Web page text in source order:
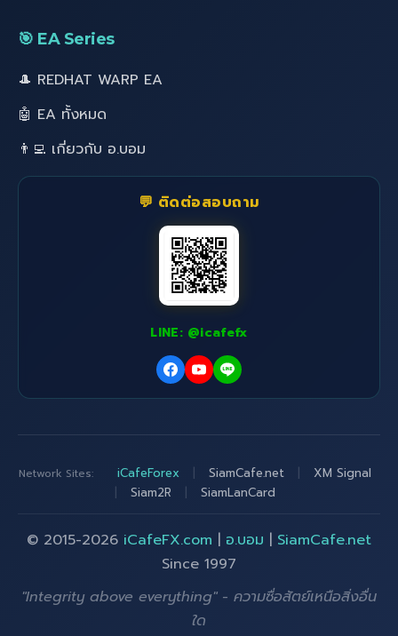
🎯 EA Series
🎩 REDHAT WARP EA
🤖 EA ทั้งหมด
👨‍💻 เกี่ยวกับ อ.บอม
💬 ติดต่อสอบถาม
LINE: @icafefx
Network Sites: iCafeForex SiamCafe.net
XM Signal
Siam2R SiamLanCard
© 2015-2026 iCafeFX.com | อ.บอม | SiamCafe.net
Since 1997
"Integrity above everything" - ความซื่อสัตย์เหนือสิ่งอื่น
ใด